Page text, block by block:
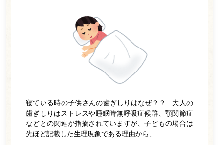
寝ている時の子供さんの歯ぎしりはなぜ？？ 大人の
歯ぎしりはストレスや睡眠時無呼吸症候群、顎関節症
などとの関連が指摘されていますが、子どもの場合は
先ほど記載した生理現象である理由から、…
ホーム